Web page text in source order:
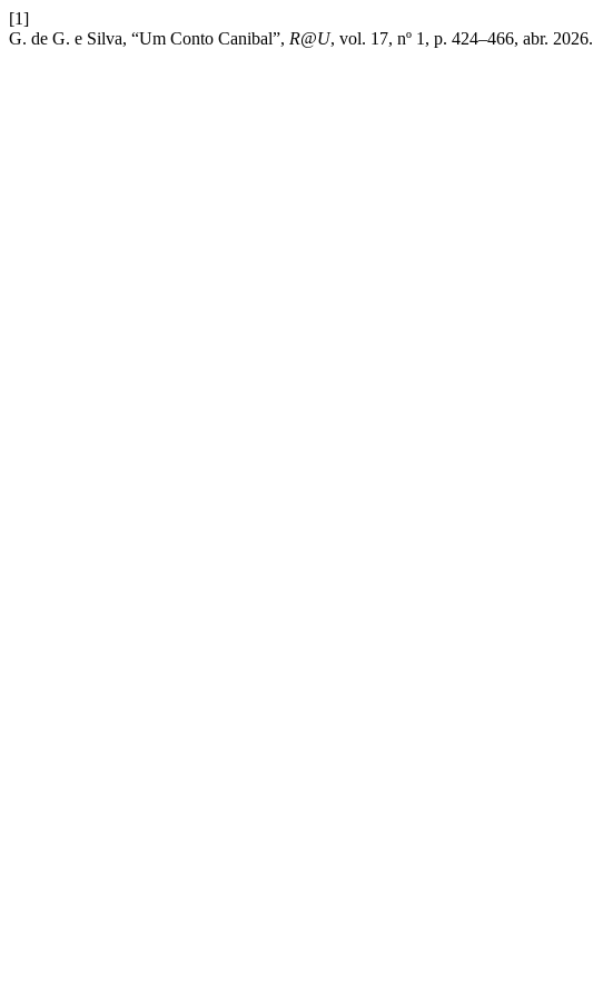
[1]
G. de G. e Silva, “Um Conto Canibal”, R@U, vol. 17, nº 1, p. 424–466, abr. 2026.